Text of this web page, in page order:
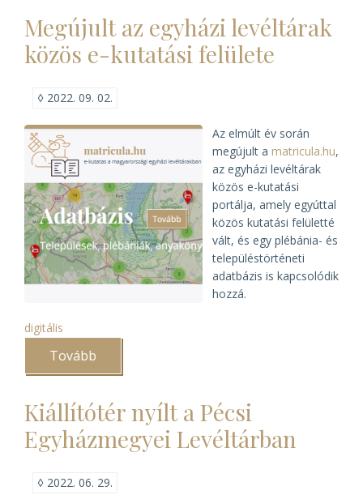
Megújult az egyházi levéltárak
közös e-kutatási felülete
◊ 2022. 09. 02.
Az elmúlt év során
megújult a matricula.hu,
az egyházi levéltárak
közös e-kutatási
portálja, amely egyúttal
közös kutatási felületté
vált, és egy plébánia- és
településtörténeti
adatbázis is kapcsolódik
hozzá.
digitális
Tovább
egyházi
közös
e-
kutatási
felülete)
Kiállítótér nyílt a Pécsi
Egyházmegyei Levéltárban
◊ 2022. 06. 29.